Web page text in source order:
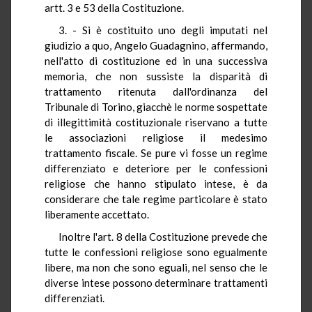
artt. 3 e 53 della Costituzione.
3. - Si è costituito uno degli imputati nel
giudizio a quo, Angelo Guadagnino, affermando,
nell'atto di costituzione ed in una successiva
memoria, che non sussiste la disparità di
trattamento ritenuta dall'ordinanza del
Tribunale di Torino, giacchè le norme sospettate
di illegittimità costituzionale riservano a tutte
le associazioni religiose il medesimo
trattamento fiscale. Se pure vi fosse un regime
differenziato e deteriore per le confessioni
religiose che hanno stipulato intese, è da
considerare che tale regime particolare è stato
liberamente accettato.
Inoltre l'art. 8 della Costituzione prevede che
tutte le confessioni religiose sono egualmente
libere, ma non che sono eguali, nel senso che le
diverse intese possono determinare trattamenti
differenziati.